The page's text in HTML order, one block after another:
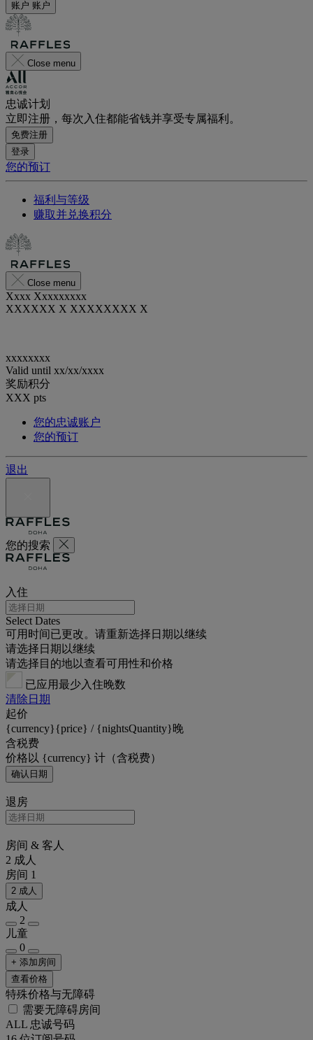
账户 账户
Close menu
忠诚计划
立即注册，每次入住都能省钱并享受专属福利。
免费注册
登录
您的预订
福利与等级
赚取并兑换积分
Close menu
Xxxx Xxxxxxxxx
XXXXXX X XXXXXXXX X
xxxxxxxx
Valid until xx/xx/xxxx
奖励积分
XXX pts
您的忠诚账户
您的预订
退出
您的搜索
入住
Select Dates
可用时间已更改。请重新选择日期以继续
请选择日期以继续
请选择目的地以查看可用性和价格
已应用最少入住晚数
清除日期
起价
{currency}{price} / {nightsQuantity}晚
含税费
价格以 {currency} 计（含税费）
确认日期
退房
房间 & 客人
2 成人
房间 1
2 成人
成人
2
儿童
0
+ 添加房间
查看价格
特殊价格与无障碍
需要无障碍房间
ALL 忠诚号码